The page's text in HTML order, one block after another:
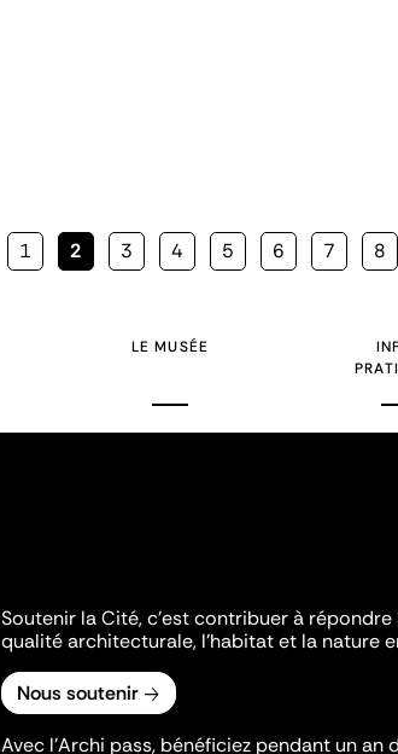
Page
1
Page
2 Page
3 Page
4 Page
5 Page
6 Page
7 8
LE MUSÉE
Soutenir la Cité, c'est contribuer à
qualité architecturale, l'habitat et la nature
Nous soutenir
Avec l’Archi pass, bénéficiez pendant un